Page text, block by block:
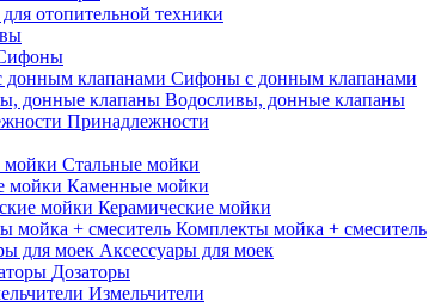
отопительной техники
Сифоны с донным клапанами
Водосливы, донные клапаны
Принадлежности
Стальные мойки
Каменные мойки
Керамические мойки
Комплекты мойка + смеситель
Аксессуары для моек
Дозаторы
Измельчители